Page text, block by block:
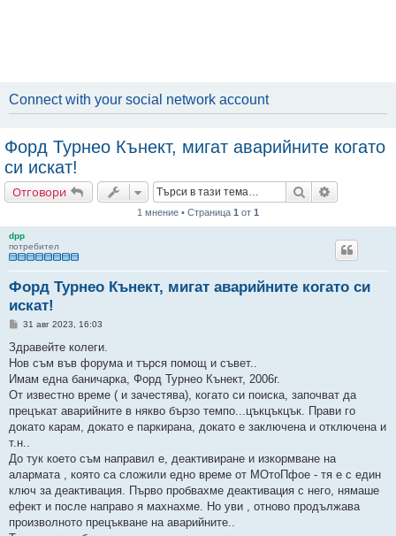
Connect with your social network account
Форд Турнео Кънект, мигат аварийните когато
си искат!
Отговори Търсене
1 мнение • Страница 1 от 1
dpp
потребител
Форд Турнео Кънект, мигат аварийните когато си
искат!
М
е
н
и
е
31 авг 2023, 16:03
Здравейте колеги.
Нов съм във форума и търся помощ и съвет..
Имам една баничарка, Форд Турнео Кънект, 2006г.
От известно време ( и зачестява), когато си поиска, започват да
прецъкат аварийните в някво бързо темпо...цъкцъкцък. Прави го
докато карам, докато е паркирана, докато е заключена и отключена и
т.н..
До тук което съм направил е, деактивиране и изкормване на
алармата , която са сложили едно време от МОтоПфое - тя е с един
ключ за деактивация. Първо пробвахме деактивация с него, нямаше
ефект и после направо я махнахме. Но уви , отново продължава
произволното прецъкване на аварийните..